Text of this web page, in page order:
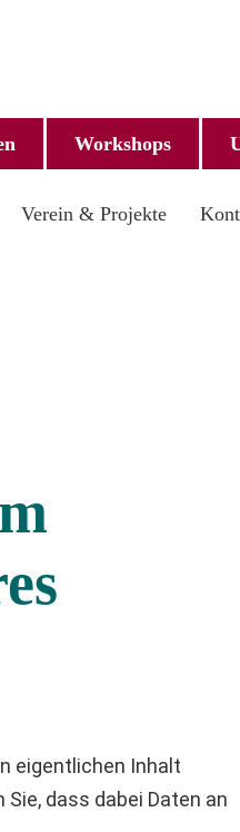
Workshops
Verein & Projekte
eigentlichen Inhalt
dass dabei Daten an